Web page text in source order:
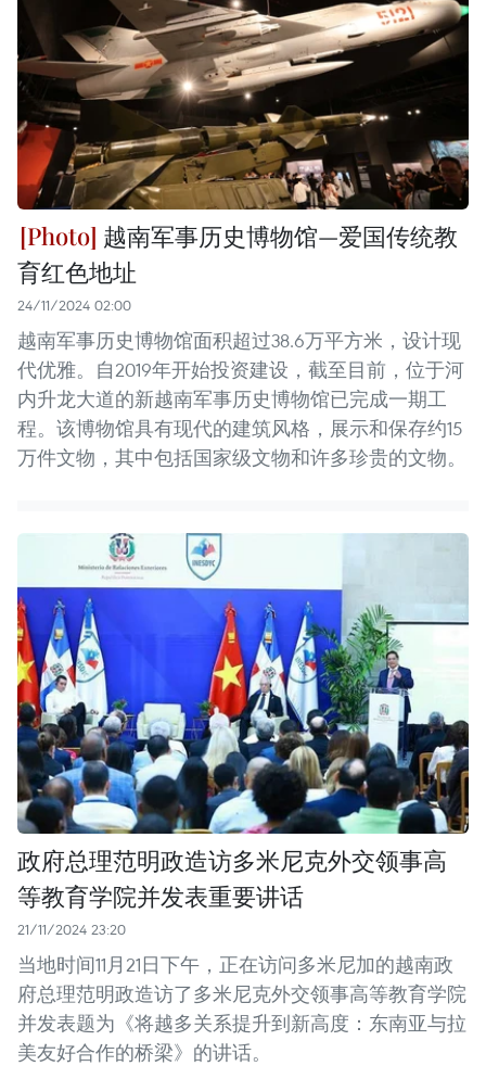
越南军事历史博物馆—爱国传统教
育红色地址
24/11/2024 02:00
越南军事历史博物馆面积超过38.6万平方米，设计现
代优雅。自2019年开始投资建设，截至目前，位于河
内升龙大道的新越南军事历史博物馆已完成一期工
程。该博物馆具有现代的建筑风格，展示和保存约15
万件文物，其中包括国家级文物和许多珍贵的文物。
政府总理范明政造访多米尼克外交领事高
等教育学院并发表重要讲话
21/11/2024 23:20
当地时间11月21日下午，正在访问多米尼加的越南政
府总理范明政造访了多米尼克外交领事高等教育学院
并发表题为《将越多关系提升到新高度：东南亚与拉
美友好合作的桥梁》的讲话。